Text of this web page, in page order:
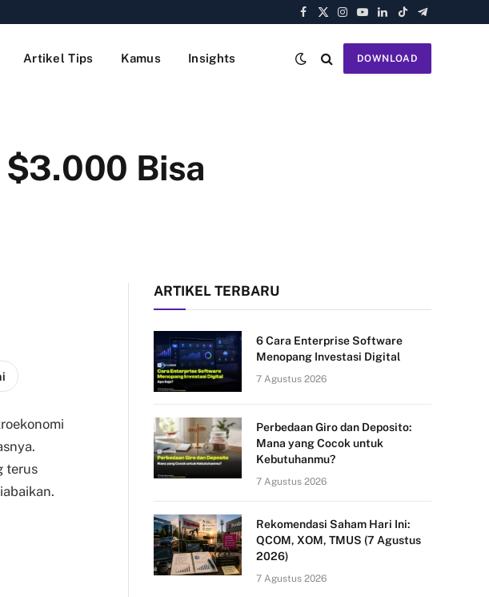
Facebook
X
Instagram
YouTube
LinkedIn
TikTokTelegram
Artikel Tips Kamus Insights DOWNLOAD
$3.000 Bisa
terus
ARTIKEL TERBARU
6 Cara Enterprise Software
Menopang Investasi Digital
7 Agustus 2026
Perbedaan Giro dan Deposito:
Mana yang Cocok untuk
Kebutuhanmu?
7 Agustus 2026
Rekomendasi Saham Hari Ini:
QCOM, XOM, TMUS (7 Agustus
2026)
7 Agustus 2026